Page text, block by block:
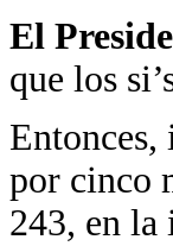
El
que los
Entonces,
por cinco
243, en la